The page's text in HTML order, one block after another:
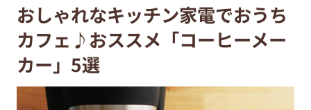
おしゃれなキッチン家電でおうち
カフェ♪おススメ「コーヒーメー
カー」5選